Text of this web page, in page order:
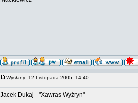
Wysłany: 12 Listopada 2005, 14:40
Jacek Dukaj - "Xawras Wyżryn"